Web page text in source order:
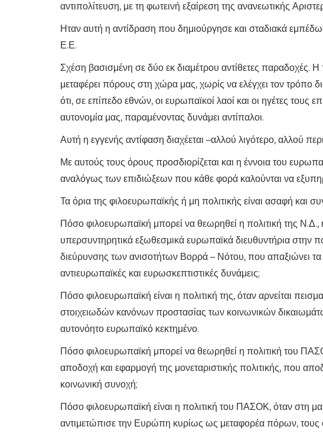
αντιπολίτευση, με τη φωτεινή εξαίρεση της ανανεωτικής
Ηταν αυτή η αντίδραση που δημιούργησε και σταδιακά
Ε.Ε.
Σχέση βασισμένη σε δύο εκ διαμέτρου αντίθετες παραδοχές.
μεταφέρει πόρους στη χώρα μας, χωρίς να ελέγχει τον τρόπο
ότι, σε επίπεδο εθνών, οι ευρωπαϊκοί λαοί και οι ηγέτες τους
αυτονομία μας, παραμένοντας δυνάμει αντίπαλοι.
Αυτή η εγγενής αντίφαση διαχέεται –αλλού λιγότερο, αλλού
Με αυτούς τους όρους προσδιορίζεται και η έννοια του
αναλόγως των επιδιώξεων που κάθε φορά καλούνται να
Τα όρια της φιλοευρωπαϊκής ή μη πολιτικής είναι ασαφή και
Πόσο φιλοευρωπαϊκή μπορεί να θεωρηθεί η πολιτική της Ν.Δ.,
υπερσυντηρητικά εξωθεσμικά ευρωπαϊκά διευθυντήρια στην
διεύρυνσης των ανισοτήτων Βορρά – Νότου, που απαξιώνει τα
αντιευρωπαϊκές και ευρωσκεπτιστικές δυνάμεις;
Πόσο φιλοευρωπαϊκή είναι η πολιτική της, όταν αρνείται
στοιχειωδών κανόνων προστασίας των κοινωνικών
αυτονόητο ευρωπαϊκό κεκτημένο.
Πόσο φιλοευρωπαϊκή μπορεί να θεωρηθεί η πολιτική του
αποδοχή και εφαρμογή της μονεταριστικής πολιτικής, που
κοινωνική συνοχή;
Πόσο φιλοευρωπαϊκή είναι η πολιτική του ΠΑΣΟΚ, όταν στη
αντιμετώπισε την Ευρώπη κυρίως ως μεταφορέα πόρων, τους